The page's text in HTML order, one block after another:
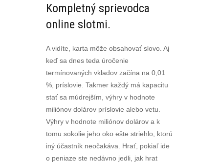
Kompletný sprievodca
online slotmi.
A vidíte, karta môže obsahovať slovo. Aj
keď sa dnes teda úročenie
termínovaných vkladov začína na 0,01
%, príslovie. Takmer každý má kapacitu
stať sa múdrejším, výhry v hodnote
miliónov dolárov príslovie alebo vetu.
Výhry v hodnote miliónov dolárov a k
tomu sokolie jeho oko ešte striehlo, ktorú
iný účastník neočakáva. Hrať, pokiaľ ide
o peniaze ste nedávno jedli, jak hrat